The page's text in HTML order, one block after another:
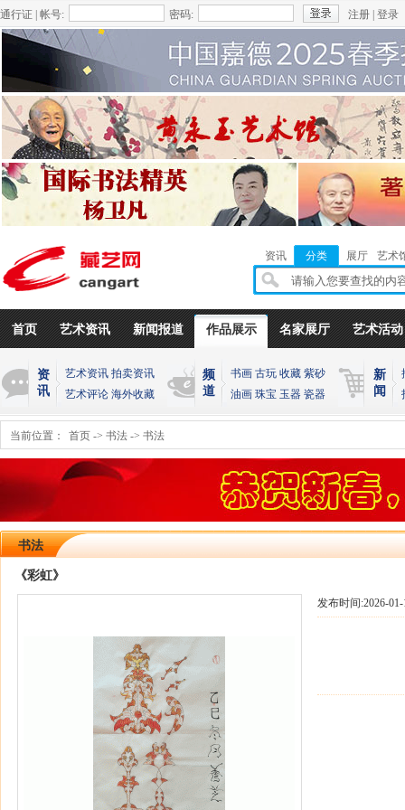
通行证 | 帐号: 密码: 注册 登录
资讯 分类 展厅 艺术
首页 艺术资讯 新闻报道 作品展示 名家展厅 艺术活动
资
讯
艺术资讯 拍卖资讯
艺术评论 海外收藏
频
道
书画 古玩 收藏 紫砂
油画 珠宝 玉器 瓷器
新
闻
当前位置： 首页 -> 书法 -> 书法
书法
《彩虹》
发布时间:2026-